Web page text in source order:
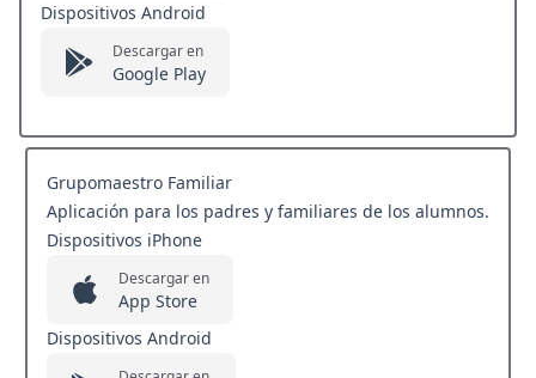
Dispositivos Android
Descargar en
Google Play
Grupomaestro Familiar
Aplicación para los padres y familiares de los alumnos.
Dispositivos iPhone
Descargar en
App Store
Dispositivos Android